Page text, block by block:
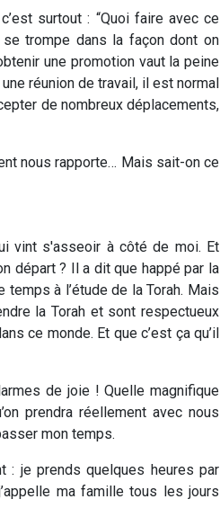
surtout : “Quoi faire avec ce
trompe dans la façon dont on
une promotion vaut la peine
réunion de travail, il est normal
de nombreux déplacements,
nous rapporte… Mais sait-on ce
vint s'asseoir à côté de moi. Et
départ ? Il a dit que happé par la
à l’étude de la Torah. Mais
la Torah et sont respectueux
ce monde. Et que c’est ça qu’il
de joie ! Quelle magnifique
prendra réellement avec nous
mon temps.
: je prends quelques heures par
ma famille tous les jours